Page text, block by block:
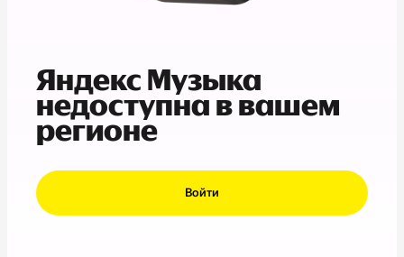
Яндекс Музыка
недоступна в вашем
регионе
Войти